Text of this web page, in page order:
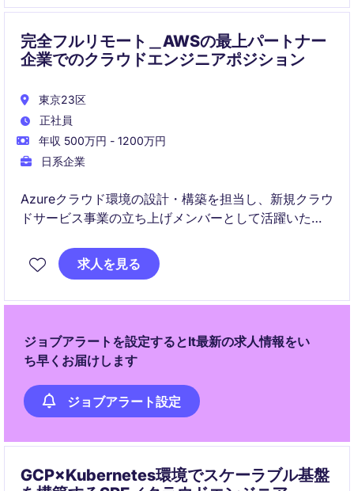
完全フルリモート＿AWSの最上パートナー
企業でのクラウドエンジニアポジション
東京23区
正社員
年収 500万円 - 1200万円
日系企業
Azureクラウド環境の設計・構築を担当し、新規クラウ
ドサービス事業の立ち上げメンバーとして活躍いただ
トマネジメントやデータ・AI領域へも挑戦できる成長
機会に恵まれた環境です。
求人を見る
ジョブアラートを設定するとIt最新の求人情報をい
ち早くお届けします
ジョブアラート設定
GCP×Kubernetes環境でスケーラブル基盤